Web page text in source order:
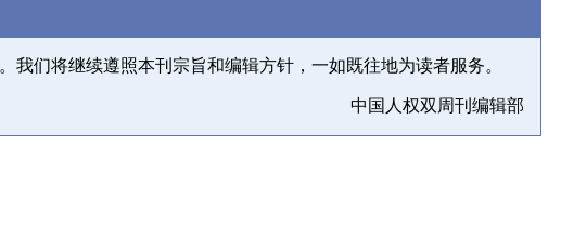
。我们将继续遵照本刊宗旨和编辑方针，一如既往地为读者服务。
中国人权双周刊编辑部